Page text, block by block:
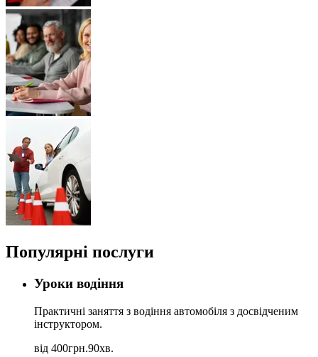
Популярні послуги
Уроки водіння
Практичні заняття з водіння автомобіля з досвідченим
інструктором.
від 400грн.90хв.